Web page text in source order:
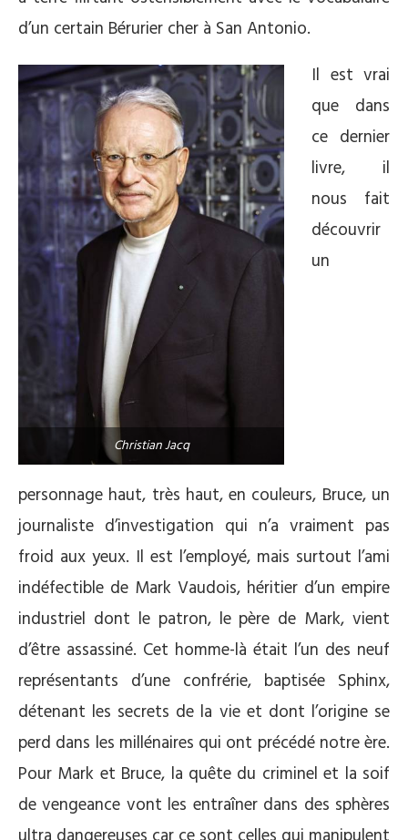
d’un certain Bérurier cher à San Antonio.
Christian Jacq
Il est vrai
que dans
ce dernier
livre, il
nous fait
découvrir
un
personnage haut, très haut, en couleurs, Bruce, un
journaliste d’investigation qui n’a vraiment pas
froid aux yeux. Il est l’employé, mais surtout l’ami
indéfectible de Mark Vaudois, héritier d’un empire
industriel dont le patron, le père de Mark, vient
d’être assassiné. Cet homme-là était l’un des neuf
représentants d’une confrérie, baptisée Sphinx,
détenant les secrets de la vie et dont l’origine se
perd dans les millénaires qui ont précédé notre ère.
Pour Mark et Bruce, la quête du criminel et la soif
de vengeance vont les entraîner dans des sphères